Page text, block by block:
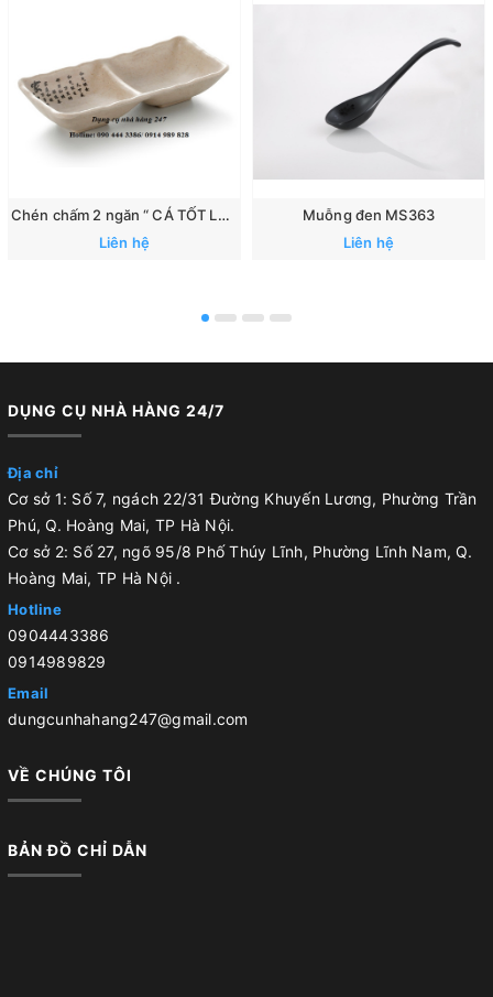
Chén chấm 2 ngăn “ CÁ TỐT LÀNH”: 167
Liên hệ
Muỗng đen MS363
Liên hệ
DỤNG CỤ NHÀ HÀNG 24/7
Địa chỉ
Cơ sở 1: Số 7, ngách 22/31 Đường Khuyến Lương, Phường Trần
Phú, Q. Hoàng Mai, TP Hà Nội.
Cơ sở 2: Số 27, ngõ 95/8 Phố Thúy Lĩnh, Phường Lĩnh Nam, Q.
Hoàng Mai, TP Hà Nội .
Hotline
0904443386
0914989829
Email
dungcunhahang247@gmail.com
VỀ CHÚNG TÔI
BẢN ĐỒ CHỈ DẪN